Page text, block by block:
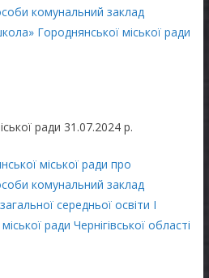
комунальний заклад
Городнянської міської ради
ради 31.07.2024 р.
міської ради про
комунальний заклад
середньої освіти І
ради Чернігівської області